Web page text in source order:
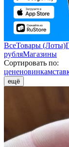
ВсеТовары (Лоты)
рубляМагазины
Сортировать по:
цененовинкам
ещё